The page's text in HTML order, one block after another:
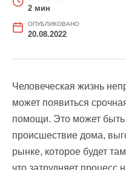
2 мин
ОПУБЛИКОВАНО
20.08.2022
Человеческая жизнь
может появиться
помощи. Это может
происшествие дома,
рынке, которое будет
что затрудняет процесс